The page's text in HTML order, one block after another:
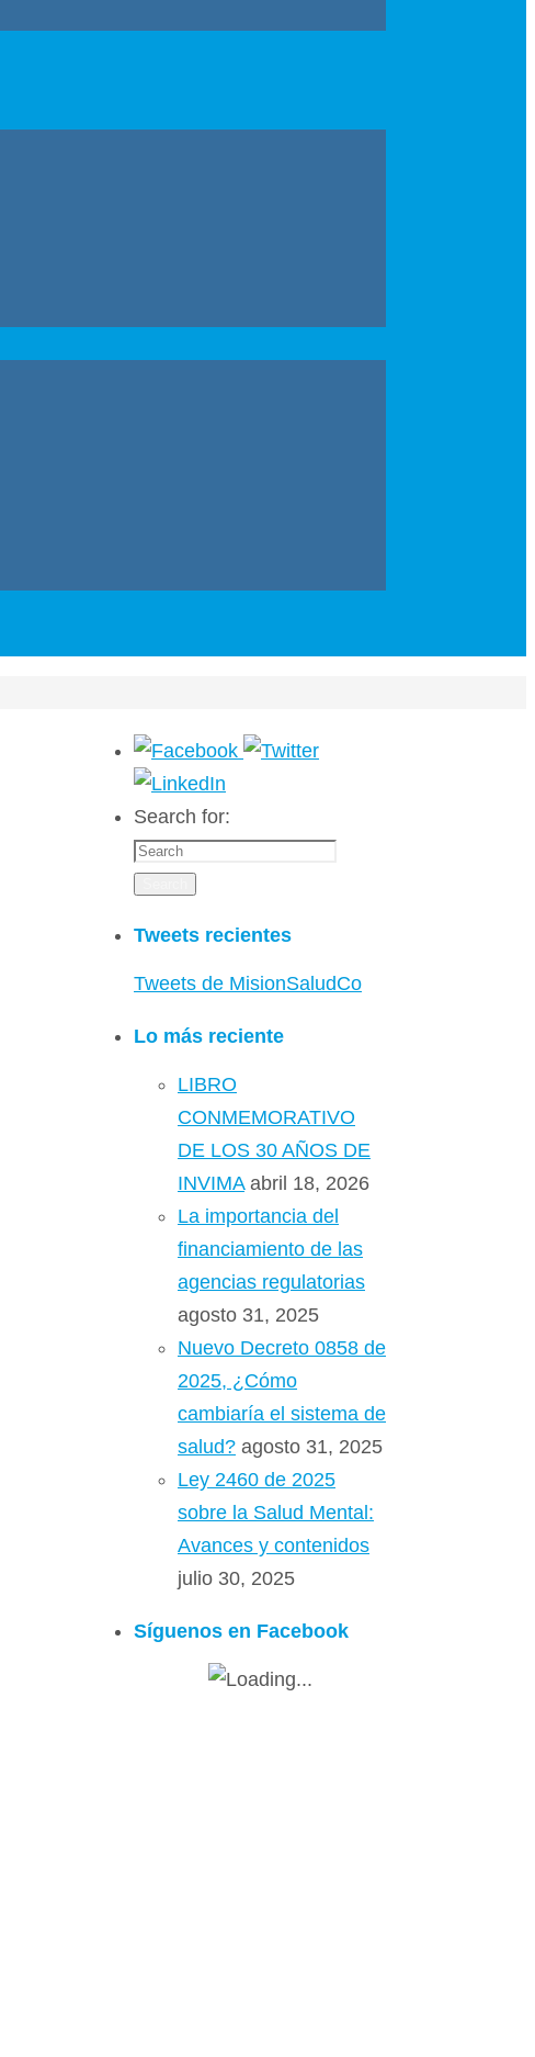
Search for:
Tweets recientes
Tweets de MisionSaludCo
Lo más reciente
LIBRO
CONMEMORATIVO
DE LOS 30 AÑOS DE
INVIMA abril 18, 2026
La importancia del
financiamiento de las
agencias regulatorias
agosto 31, 2025
Nuevo Decreto 0858 de
2025, ¿Cómo
cambiaría el sistema de
salud? agosto 31, 2025
Ley 2460 de 2025
sobre la Salud Mental:
Avances y contenidos
julio 30, 2025
Síguenos en Facebook